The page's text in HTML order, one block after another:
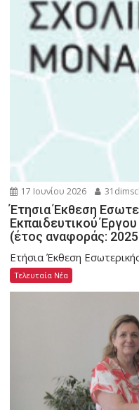
17 Ιουνίου 2026
Έτησια Έκθεση
Εκπαιδευτικού
(έτος αναφοράς:
Ετήσια Έκθεση
Τελευταία Νέα